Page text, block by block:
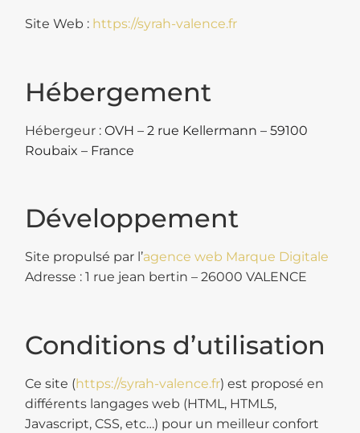
Site Web : https://syrah-valence.fr
Hébergement
Hébergeur :OVH – 2 rue Kellermann – 59100
Roubaix – France
Développement
Site propulsé par l’agence web Marque Digitale
Adresse : 1 rue jean bertin – 26000 VALENCE
Conditions d’utilisation
Ce site (https://syrah-valence.fr) est proposé en
différents langages web (HTML, HTML5,
Javascript, CSS, etc…) pour un meilleur confort